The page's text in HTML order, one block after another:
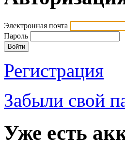
Электронная почта
Пароль
Регистрация
Забыли свой
Уже есть